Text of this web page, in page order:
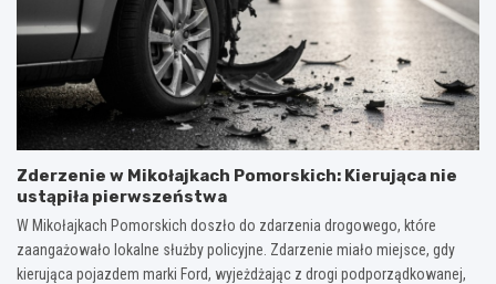
Zderzenie w Mikołajkach Pomorskich: Kierująca nie
ustąpiła pierwszeństwa
W Mikołajkach Pomorskich doszło do zdarzenia drogowego, które
zaangażowało lokalne służby policyjne. Zdarzenie miało miejsce, gdy
kierująca pojazdem marki Ford, wyjeżdżając z drogi podporządkowanej,